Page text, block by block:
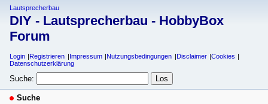
Lautsprecherbau
DIY - Lautsprecherbau - HobbyBox
Forum
Login Registrieren Impressum Nutzungsbedingungen Disclaimer
Cookies
Datenschutzerklärung
Suche:
Suche